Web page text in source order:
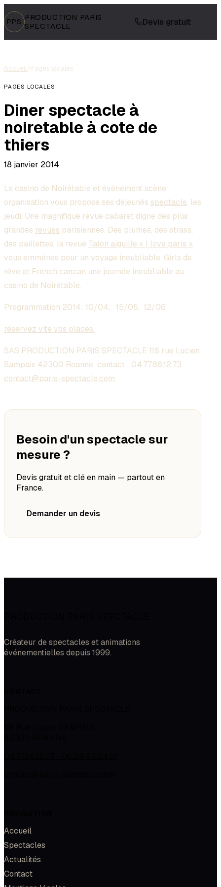
PPS PRODUCTION PARIS
SPECTACLE
Devis gratuit
Accueil/Pages locales
PAGES LOCALES
Diner spectacle à
noiretable à cote de
thiers
18 janvier 2014
Le casino de Noirétable et évènement scène
organisation vous propose ses déjeunés spectacle. les
jeudi. Une magnifique revue cabaret digne des plus
grandes revues parisiennes. Des plumes, des strass,
des paillettes, la revue Talon aiguille « I love paris »
vous emmènes pour un voyage inoubliable. Girls de
rêve et French cancan une journée inoubliable au
casino de Noirétable.
Programmation 2014: 10/04, 15/05, 12/06
réservez vite vos places.
SAS PRODUCTION PARIS SPECTACLE 118 rue Lucien
Sampaix 42300 Roanne contact : 04.77.66.12.73
contact@paris-spectacle.com
Besoin d'un spectacle sur
mesure ?
Devis gratuit et clé en main — partout en
France.
Demander un devis
Créateur de spectacles et animations
événementielles depuis 1999.
Accueil
Spectacles
Actualités
Contact